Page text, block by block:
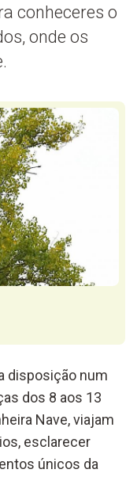
conheceres o
onde os
disposição num
dos 8 aos 13
Nave, viajam
esclarecer
únicos da